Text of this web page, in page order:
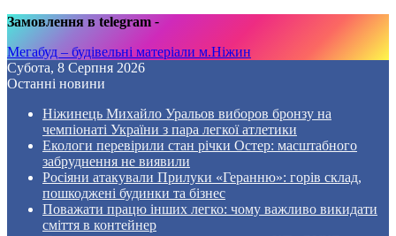
Замовлення в telegram -
Мегабуд – будівельні матеріали м.Ніжин
Субота, 8 Серпня 2026
Останні новини
Ніжинець Михайло Уральов виборов бронзу на
чемпіонаті України з пара легкої атлетики
Екологи перевірили стан річки Остер: масштабного
забруднення не виявили
Росіяни атакували Прилуки «Геранню»: горів склад,
пошкоджені будинки та бізнес
Поважати працю інших легко: чому важливо викидати
сміття в контейнер